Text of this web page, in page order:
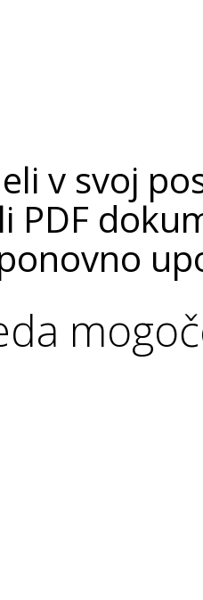
v svoj
PDF